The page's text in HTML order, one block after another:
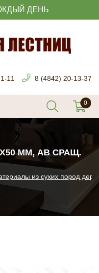
ДЕНЬ
11 8 (4842) 20-13-37
ММ, АВ СРАЩ.
из сухих пород